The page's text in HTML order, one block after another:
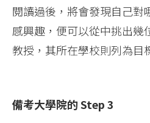
閱讀過後，將會發現自己對
感興趣，便可以從中挑出幾
教授，其所在學校則列為目
備考大學院的 Step 3